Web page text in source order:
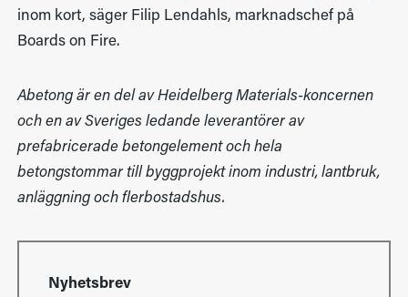
inom kort, säger Filip Lendahls, marknadschef på
Boards on Fire.
Abetong är en del av Heidelberg Materials-koncernen
och en av Sveriges ledande leverantörer av
prefabricerade betongelement och hela
betongstommar till byggprojekt inom industri, lantbruk,
anläggning och flerbostadshus.
Nyhetsbrev